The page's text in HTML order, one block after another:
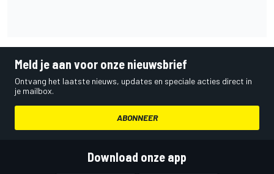
Meld je aan voor onze nieuwsbrief
Ontvang het laatste nieuws, updates en speciale acties direct in
je mailbox.
ABONNEER
Download onze app